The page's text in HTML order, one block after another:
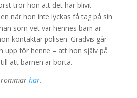
tror hon att det har blivit
när hon inte lyckas få tag på sin
som vet var hennes barn är
kontaktar polisen. Gradvis går
upp för henne – att hon själv på
att barnen är borta.
här.